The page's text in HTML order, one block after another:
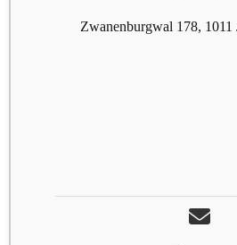
Zwanenburgwal 178, 1011